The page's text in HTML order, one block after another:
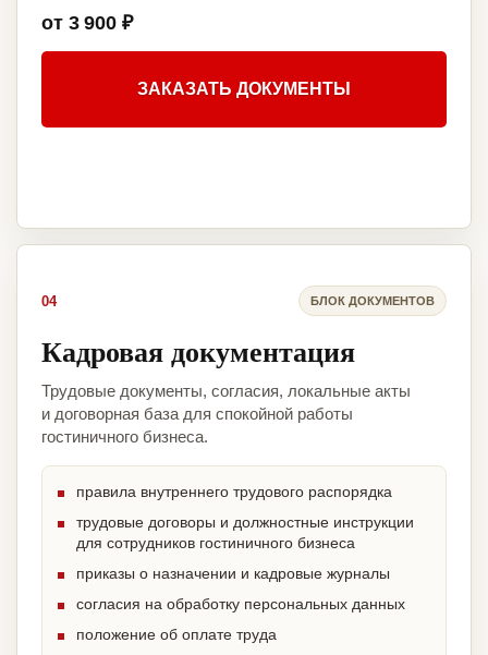
от 3 900 ₽
ЗАКАЗАТЬ ДОКУМЕНТЫ
04 БЛОК ДОКУМЕНТОВ
Кадровая документация
Трудовые документы, согласия, локальные акты
и договорная база для спокойной работы
гостиничного бизнеса.
правила внутреннего трудового распорядка
трудовые договоры и должностные инструкции
для сотрудников гостиничного бизнеса
приказы о назначении и кадровые журналы
согласия на обработку персональных данных
положение об оплате труда